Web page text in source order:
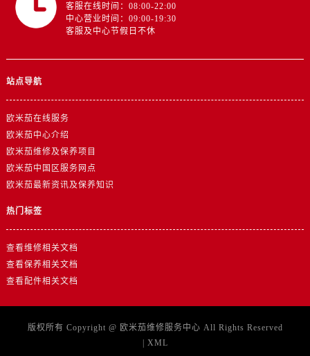
广东省潮州市潮安区新风路与潮汕路交汇处欧米茄售后服务中心（需提前预约）
客服在线时间：08:00-22:00
中心营业时间：09:00-19:30
客服及中心节假日不休
站点导航
欧米茄在线服务
欧米茄中心介绍
欧米茄维修及保养项目
欧米茄中国区服务网点
欧米茄最新资讯及保养知识
热门标签
查看维修相关文档
查看保养相关文档
查看配件相关文档
版权所有 Copyright @ 欧米茄维修服务中心 All Rights Reserved
| XML